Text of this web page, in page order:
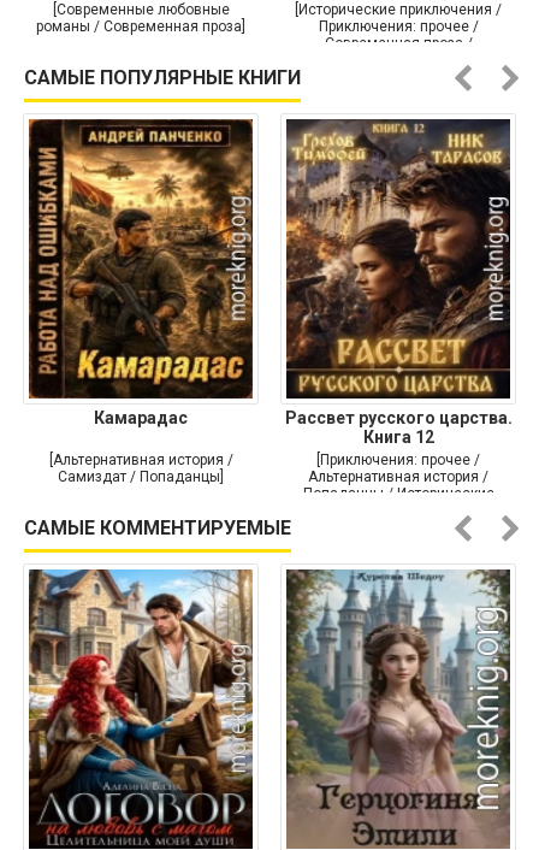
[Современные любовные
романы / Современная проза]
[Исторические приключения /
Приключения: прочее /
Современная проза /
САМЫЕ ПОПУЛЯРНЫЕ КНИГИ
Камарадас
[Альтернативная история /
Самиздат / Попаданцы]
Рассвет русского царства.
Книга 12
[Приключения: прочее /
Альтернативная история /
Попаданцы / Исторические
САМЫЕ КОММЕНТИРУЕМЫЕ